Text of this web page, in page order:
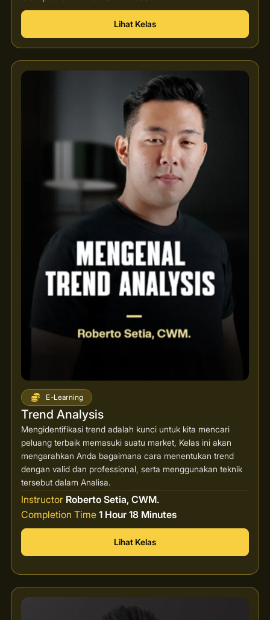
Lihat Kelas
E-Learning
Trend Analysis
Mengidentifikasi trend adalah kunci untuk kita mencari
peluang terbaik memasuki suatu market, Kelas ini akan
mengarahkan Anda bagaimana cara menentukan trend
dengan valid dan professional, serta menggunakan teknik
tersebut dalam Analisa.
Instructor Roberto Setia, CWM.
Completion Time 1 Hour 18 Minutes
Lihat Kelas